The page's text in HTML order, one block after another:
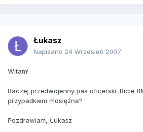
Łukasz
Napisano 24 Wrzesień 2007
Witam!
Raczej przedwojenny pas oficerski. Bicie
przypadkiem mosiężna?
Pozdrawiam, Łukasz